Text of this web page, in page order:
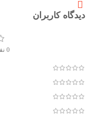
دیدگاه کاربران
0 نفر امتیاز داده اند